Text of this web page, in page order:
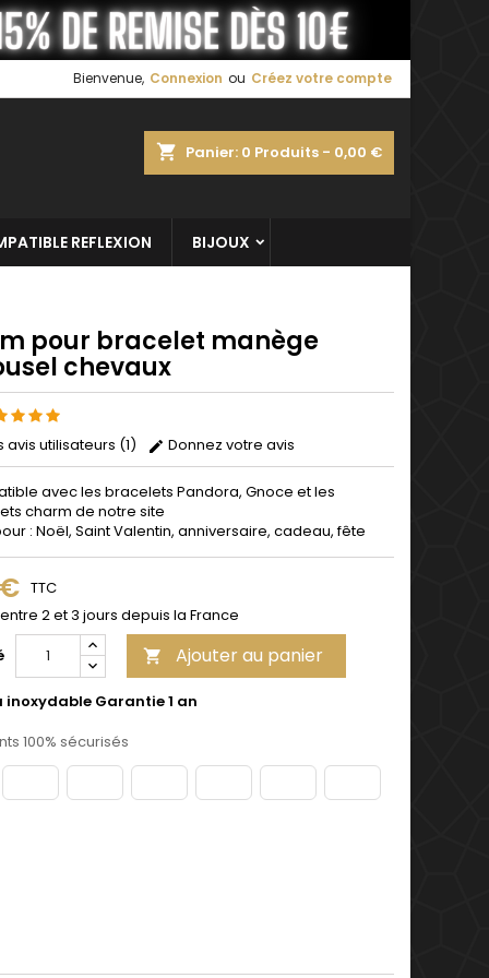
Bienvenue, Connexion ou Créez votre compte
shopping_cart Panier: 0 Produits - 0,00 €
REFLEXION BIJOUX
pour bracelet manège
chevaux
avis utilisateurs (1)
Donnez votre avis
avec les bracelets Pandora, Gnoce et les
charm de notre site
: Noël, Saint Valentin, anniversaire, cadeau, fête
TTC
2 et 3 jours depuis la France
 Ajouter au panier
inoxydable Garantie 1 an
100% sécurisés